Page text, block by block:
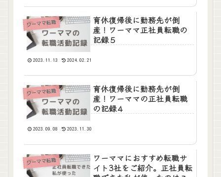
ワーママ転職
育休復帰後に勤務先が倒
産！ワーママ正社員転職の
記録５
2023.11.13 2024.02.21
ワーママ転職
育休復帰後に勤務先が倒
産！ワーママの正社員転職
の記録４
2023.09.08 2023.11.30
ワーママ転職
ワーママにおすすめ転職サ
イト3社をご紹介。正社員転